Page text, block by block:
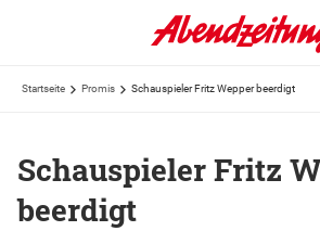
Startseite Promis Schauspieler Fritz Wepper beerdigt
Schauspieler Fritz
beerdigt